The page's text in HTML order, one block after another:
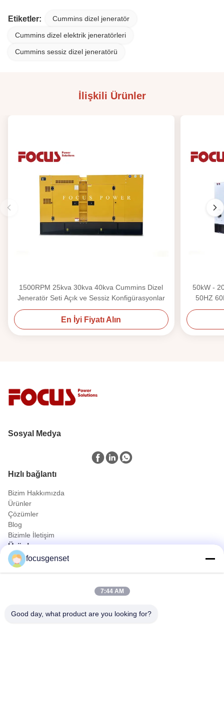
Etiketler: Cummins dizel jeneratör
Cummins dizel elektrik jeneratörleri
Cummins sessiz dizel jeneratörü
İlişkili Ürünler
1500RPM 25kva 30kva 40kva Cummins Dizel
Jeneratör Seti Açık ve Sessiz Konfigürasyonlar
En İyi Fiyatı Alın
50kW -
50HZ
Sosyal Medya
Hızlı bağlantı
Bizim Hakkımızda
Ürünler
Çözümler
Blog
Bizimle İletişim
Ürünler
Cummins dizel jeneratör seti
Perkins dizel jeneratör seti
Kızağa Monte Jeneratör
focusgenset
7:44 AM
Good day, what product are you looking for?